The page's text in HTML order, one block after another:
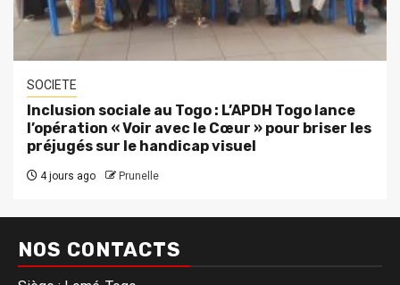
SOCIETE
Inclusion sociale au Togo : L’APDH Togo lance
l’opération « Voir avec le Cœur » pour briser les
préjugés sur le handicap visuel
4 jours ago Prunelle
NOS CONTACTS